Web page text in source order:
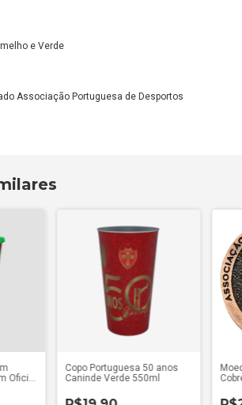
e Verde
Associação Portuguesa de Desportos
Oficial
Copo Portuguesa 50 anos
Caninde Verde 550ml